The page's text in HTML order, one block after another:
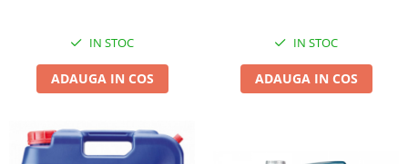
Antifurt
Genti bagaje moto
Suporti si kituri montaj topcase
Suporti si placi prindere
IN STOC
ADAUGA IN COS
IN STOC
ADAUGA IN COS